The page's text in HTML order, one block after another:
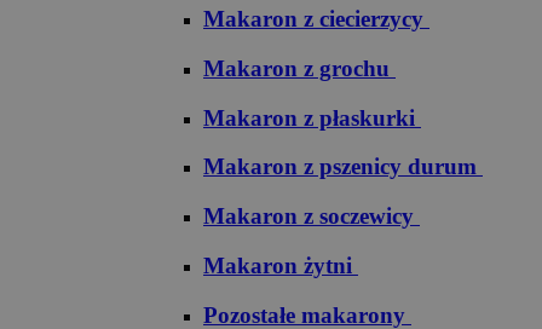
Makaron z ciecierzycy
Makaron z grochu
Makaron z płaskurki
Makaron z pszenicy durum
Makaron z soczewicy
Makaron żytni
Pozostałe makarony